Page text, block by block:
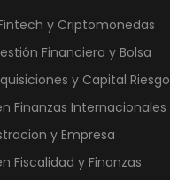
y Criptomonedas
Financiera y Bolsa
y Capital Riesgo
Finanzas Internacionales
y Empresa
Fiscalidad y Finanzas